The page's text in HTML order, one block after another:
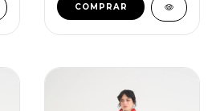
COMPRAR